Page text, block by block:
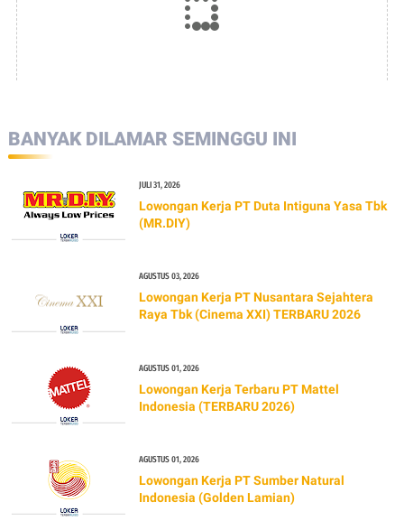
BANYAK DILAMAR SEMINGGU INI
JULI 31, 2026
Lowongan Kerja PT Duta Intiguna Yasa Tbk
(MR.DIY)
AGUSTUS 03, 2026
Lowongan Kerja PT Nusantara Sejahtera
Raya Tbk (Cinema XXI) TERBARU 2026
AGUSTUS 01, 2026
Lowongan Kerja Terbaru PT Mattel
Indonesia (TERBARU 2026)
AGUSTUS 01, 2026
Lowongan Kerja PT Sumber Natural
Indonesia (Golden Lamian)